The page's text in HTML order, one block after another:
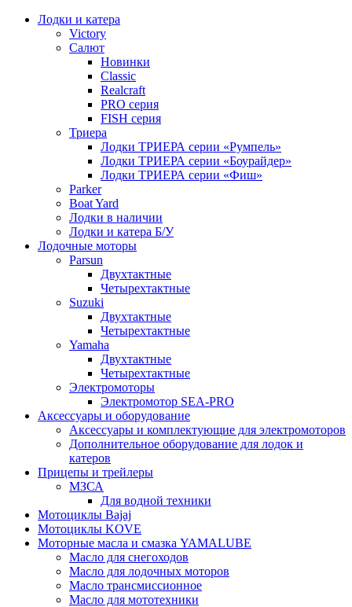
Лодки и катера
Victory
Салют
Новинки
Classic
Realcraft
PRO серия
FISH серия
Триера
Лодки ТРИЕРА серии «Румпель»
Лодки ТРИЕРА серии «Боурайдер»
Лодки ТРИЕРА серии «Фиш»
Parker
Boat Yard
Лодки в наличии
Лодки и катера Б/У
Лодочные моторы
Parsun
Двухтактные
Четырехтактные
Suzuki
Двухтактные
Четырехтактные
Yamaha
Двухтактные
Четырехтактные
Электромоторы
Электромотор SEA-PRO
Аксессуары и оборудование
Аксессуары и комплектующие для электромоторов
Дополнительное оборудование для лодок и
катеров
Прицепы и трейлеры
МЗСА
Для водной техники
Мотоциклы Bajaj
Мотоциклы KOVE
Моторные масла и смазка YAMALUBE
Масло для снегоходов
Масло для лодочных моторов
Масло трансмиссионное
Масло для мототехники